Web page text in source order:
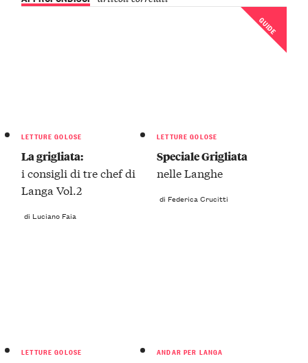
LETTURE GOLOSE
La grigliata:
i consigli di tre chef di
Langa Vol.2
di Luciano Faia
GUIDE
LETTURE GOLOSE
Speciale Grigliata
nelle Langhe
di Federica Crucitti
LETTURE GOLOSE ANDAR PER LANGA